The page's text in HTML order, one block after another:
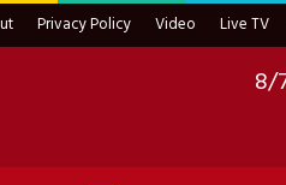
Privacy Policy Video Live TV
8/